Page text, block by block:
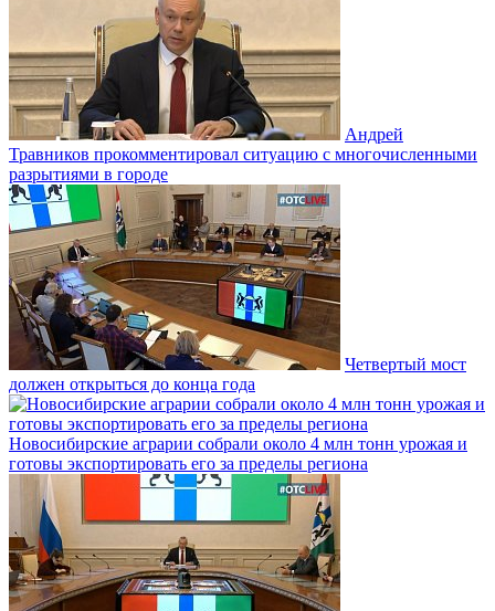
Андрей
Травников прокомментировал ситуацию с многочисленными
разрытиями в городе
Четвертый мост
должен открыться до конца года
Новосибирские аграрии собрали около 4 млн тонн урожая и
готовы экспортировать его за пределы региона